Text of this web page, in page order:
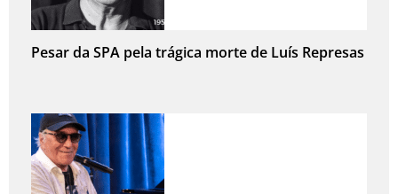
Pesar da SPA pela trágica morte de Luís Represas